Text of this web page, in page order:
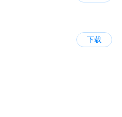
下载